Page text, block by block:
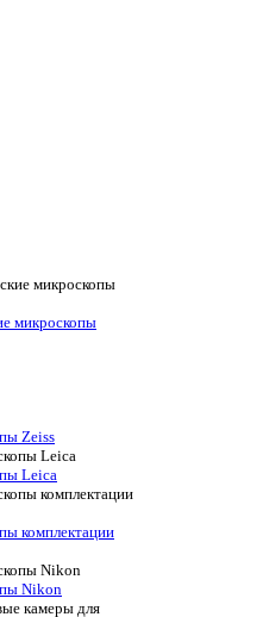
микроскопы
Zeiss
Leica
комплектации
Nikon